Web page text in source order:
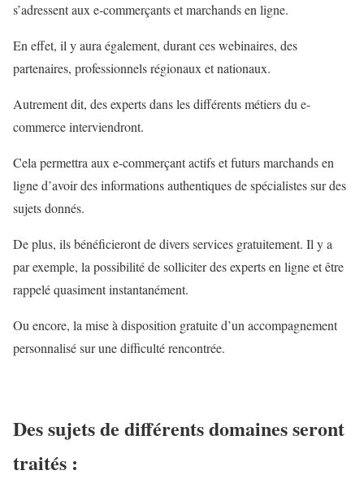
s’adressent aux e-commerçants et marchands en ligne.
En effet, il y aura également, durant ces webinaires, des
partenaires, professionnels régionaux et nationaux.
Autrement dit, des experts dans les différents métiers du e-
commerce interviendront.
Cela permettra aux e-commerçant actifs et futurs marchands en
ligne d’avoir des informations authentiques de spécialistes sur des
sujets donnés.
De plus, ils bénéficieront de divers services gratuitement. Il y a
par exemple, la possibilité de solliciter des experts en ligne et être
rappelé quasiment instantanément.
Ou encore, la mise à disposition gratuite d’un accompagnement
personnalisé sur une difficulté rencontrée.
Des sujets de différents domaines seront
traités :